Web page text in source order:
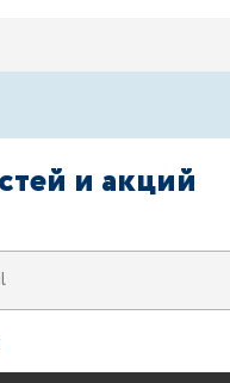
и акций